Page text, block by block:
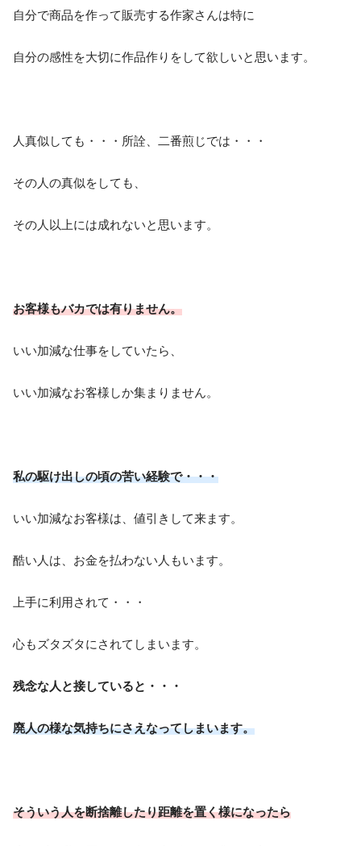
自分で商品を作って販売する作家さんは特に
自分の感性を大切に作品作りをして欲しいと思います。
人真似しても・・・所詮、二番煎じでは・・・
その人の真似をしても、
その人以上には成れないと思います。
お客様もバカでは有りません。
いい加減な仕事をしていたら、
いい加減なお客様しか集まりません。
私の駆け出しの頃の苦い経験で・・・
いい加減なお客様は、値引きして来ます。
酷い人は、お金を払わない人もいます。
上手に利用されて・・・
心もズタズタにされてしまいます。
残念な人と接していると・・・
廃人の様な気持ちにさえなってしまいます。
そういう人を断捨離したり距離を置く様になったら